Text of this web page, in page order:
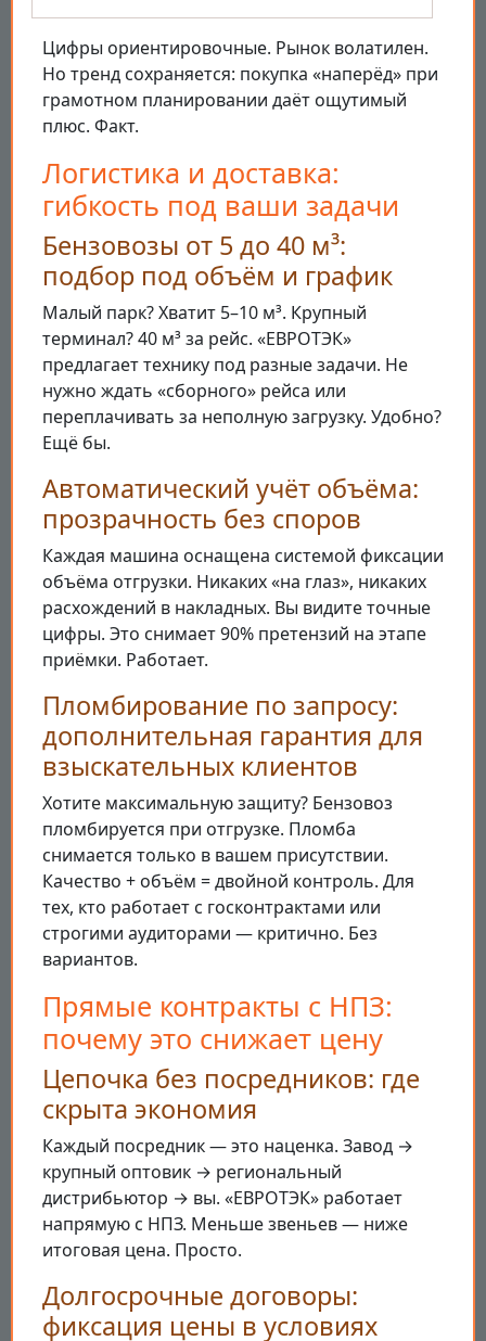
Цифры ориентировочные. Рынок волатилен.
Но тренд сохраняется: покупка «наперёд» при
грамотном планировании даёт ощутимый
плюс. Факт.
Логистика и доставка:
гибкость под ваши задачи
Бензовозы от 5 до 40 м³:
подбор под объём и график
Малый парк? Хватит 5–10 м³. Крупный
терминал? 40 м³ за рейс. «ЕВРОТЭК»
предлагает технику под разные задачи. Не
нужно ждать «сборного» рейса или
переплачивать за неполную загрузку. Удобно?
Ещё бы.
Автоматический учёт объёма:
прозрачность без споров
Каждая машина оснащена системой фиксации
объёма отгрузки. Никаких «на глаз», никаких
расхождений в накладных. Вы видите точные
цифры. Это снимает 90% претензий на этапе
приёмки. Работает.
Пломбирование по запросу:
дополнительная гарантия для
взыскательных клиентов
Хотите максимальную защиту? Бензовоз
пломбируется при отгрузке. Пломба
снимается только в вашем присутствии.
Качество + объём = двойной контроль. Для
тех, кто работает с госконтрактами или
строгими аудиторами — критично. Без
вариантов.
Прямые контракты с НПЗ:
почему это снижает цену
Цепочка без посредников: где
скрыта экономия
Каждый посредник — это наценка. Завод →
крупный оптовик → региональный
дистрибьютор → вы. «ЕВРОТЭК» работает
напрямую с НПЗ. Меньше звеньев — ниже
итоговая цена. Просто.
Долгосрочные договоры:
фиксация цены в условиях